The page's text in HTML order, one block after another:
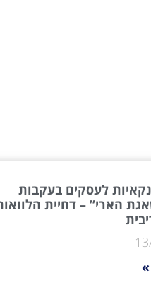
לעסקים בעקבות
הארי” – דחיית